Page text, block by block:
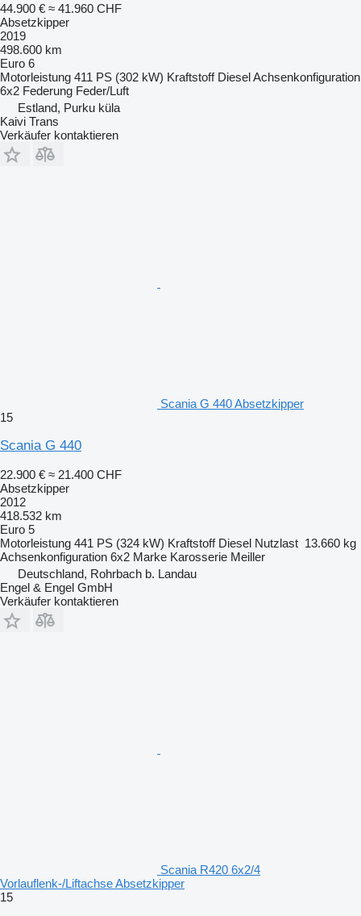
44.900 € ≈ 41.960 CHF
Absetzkipper
2019
498.600 km
Euro 6
Motorleistung 411 PS (302 kW) Kraftstoff DieselAchsenkonfiguration
6x2 Federung Feder/Luft
Estland, Purku küla
Kaivi Trans
Verkäufer kontaktieren
Scania G 440 Absetzkipper
15
Scania G 440
22.900 € ≈ 21.400 CHF
Absetzkipper
2012
418.532 km
Euro 5
Motorleistung 441 PS (324 kW) Kraftstoff Diesel Nutzlast 13.660 kg
Achsenkonfiguration 6x2 Marke Karosserie Meiller
Deutschland, Rohrbach b. Landau
Engel & Engel GmbH
Verkäufer kontaktieren
Scania R420 6x2/4
Vorlauflenk-/Liftachse Absetzkipper
15